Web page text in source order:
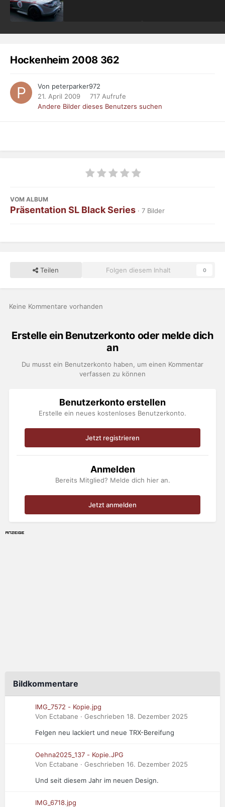
Hockenheim 2008 362
Von peterparker972
21. April 2009
717 Aufrufe
Andere Bilder dieses Benutzers suchen
VOM ALBUM
Präsentation SL Black Series · 7 Bilder
Teilen Folgen diesem Inhalt 0
Keine Kommentare vorhanden
Erstelle ein Benutzerkonto oder melde dich
an
Du musst ein Benutzerkonto haben, um einen Kommentar
verfassen zu können
Benutzerkonto erstellen
Erstelle ein neues kostenloses Benutzerkonto.
Jetzt registrieren
Anmelden
Bereits Mitglied? Melde dich hier an.
Jetzt anmelden
Bildkommentare
IMG_7572 - Kopie.jpg
Von Ectabane · Geschrieben 18. Dezember 2025
Felgen neu lackiert und neue TRX-Bereifung
Oehna2025_137 - Kopie.JPG
Von Ectabane · Geschrieben 16. Dezember 2025
Und seit diesem Jahr im neuen Design.
IMG_6718.jpg